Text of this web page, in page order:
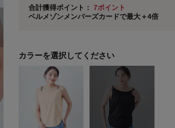
合計獲得ポイント：7ポイント
ベルメゾンメンバーズカードで最大＋4倍
※メンバーズカードの加算ポイントはステージ倍率適
カラーを選択してください